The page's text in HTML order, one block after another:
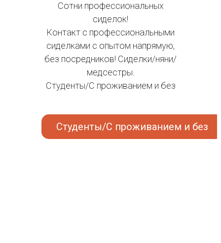
Сотни профессиональных
сиделок!
Контакт с профессиональными
сиделками с опытом напрямую,
без посредников! Сиделки/няни/
медсестры.
Студенты/С проживанием и без
Студенты/С проживанием и без